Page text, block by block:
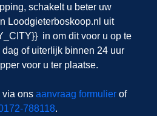
schakelt u beter uw
Loodgieterboskoop.nl uit
in om dit voor u op te
dag of uiterlijk binnen 24 uur
voor u ter plaatse.
via ons aanvraag formulierof
788118.